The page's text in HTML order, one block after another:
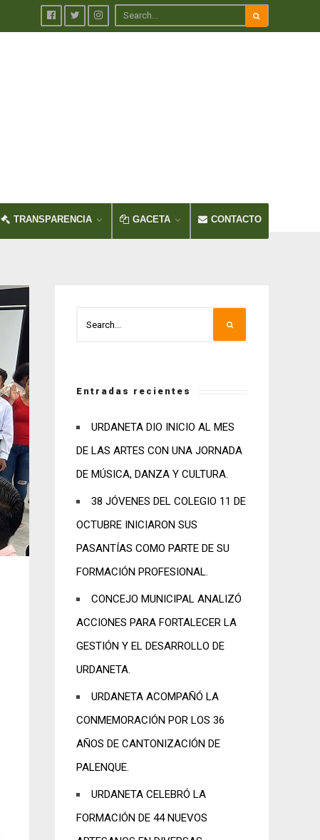
TRANSPARENCIA GACETA CONTACTO
Entradas recientes
URDANETA DIO INICIO AL MES
DE LAS ARTES CON UNA JORNADA
DE MÚSICA, DANZA Y CULTURA.
38 JÓVENES DEL COLEGIO 11 DE
OCTUBRE INICIARON SUS
PASANTÍAS COMO PARTE DE SU
FORMACIÓN PROFESIONAL.
CONCEJO MUNICIPAL ANALIZÓ
ACCIONES PARA FORTALECER LA
GESTIÓN Y EL DESARROLLO DE
URDANETA.
URDANETA ACOMPAÑÓ LA
CONMEMORACIÓN POR LOS 36
AÑOS DE CANTONIZACIÓN DE
PALENQUE.
URDANETA CELEBRÓ LA
FORMACIÓN DE 44 NUEVOS